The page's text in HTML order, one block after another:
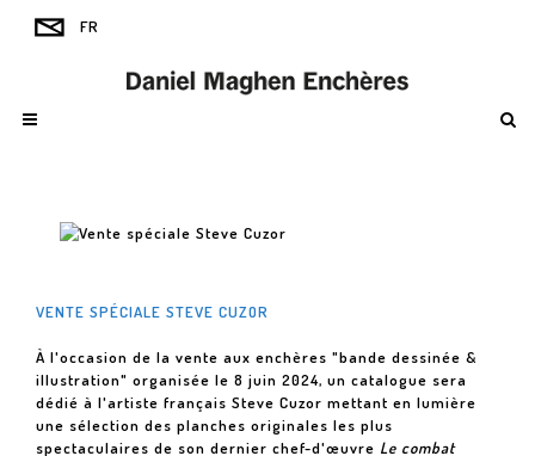
VENTE SPÉCIALE STEVE CUZOR
À l'occasion de la vente aux enchères "bande dessinée &
illustration" organisée le 8 juin 2024, un catalogue sera
dédié à l'artiste français Steve Cuzor mettant en lumière
une sélection des planches originales les plus
spectaculaires de son dernier chef-d'œuvre Le combat